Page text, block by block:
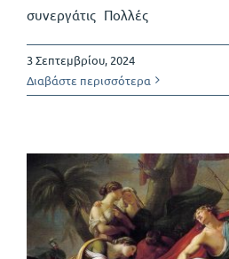
συνεργάτις Πολλές
3 Σεπτεμβρίου, 2024
Διαβάστε περισσότερα